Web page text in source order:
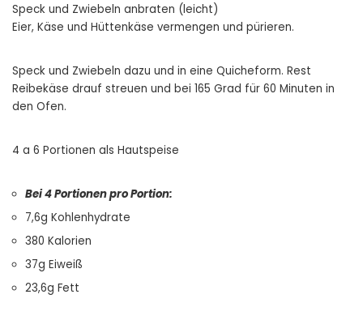
Speck und Zwiebeln anbraten (leicht)
Eier, Käse und Hüttenkäse vermengen und pürieren.
Speck und Zwiebeln dazu und in eine Quicheform. Rest
Reibekäse drauf streuen und bei 165 Grad für 60 Minuten in
den Ofen.
4 a 6 Portionen als Hautspeise
Bei 4 Portionen pro Portion:
7,6g Kohlenhydrate
380 Kalorien
37g Eiweiß
23,6g Fett